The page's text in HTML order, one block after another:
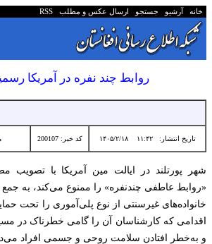
خانه آرشیو جستجو ارسال عکس و مطلب RSS
روابط چند نفره در آمریکا
تاریخ انتشار:۱۱:۴۲ ۱۴۰۵/۲/۱۸ کد خبر: 200107
شهر پورتلند در ایالت مین آمریکا با تصویب
«روابط عاطفی چندنفره» را ممنوع می‌کند، به
خانواده‌های غیرسنتی از نوع پلی‌آموری را تحت
اقدامی که کارشناسان آن را گامی خطرناک در
و به‌خطر افتادن سلامت روحی و جسمی افراد